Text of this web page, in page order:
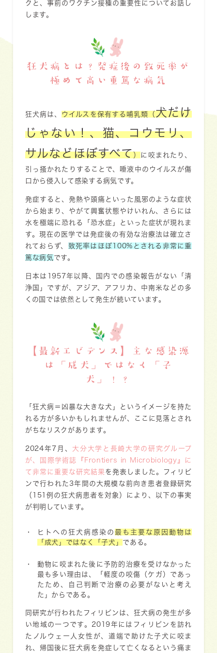
クと、事前のワクチン接種の重要性についてお話し
します。
狂犬病とは？発症後の致死率が
極めて高い重篤な病気
狂犬病は、 ウイルスを保有する哺乳類（ 犬だけ
じゃない！、猫、コウモリ、
サルなどほぼすべて） に咬まれたり、
引っ掻かれたりすることで、唾液中のウイルスが傷
口から侵入して感染する病気です。
発症すると、発熱や頭痛といった風邪のような症状
から始まり、やがて興奮状態やけいれん、さらには
水を極端に恐れる「恐水症」といった症状が現れま
す。現在の医学では発症後の有効な治療法は確立さ
れておらず、 致死率はほぼ100%とされる非常に重
篤な病気です。
日本は1957年以降、国内での感染報告がない「清
浄国」ですが、アジア、アフリカ、中南米などの多
くの国では依然として発生が続いています。
【最新エビデンス】主な感染源
は「成犬」ではなく「子
犬」！？
「狂犬病＝凶暴な大きな犬」というイメージを持た
れる方が多いかもしれませんが、ここに見落とされ
がちなリスクがあります。
2024年7月、 大分大学と長崎大学の研究グループ
が、国際学術誌『Frontiers in Microbiology』に
て非常に重要な研究結果 を発表しました。フィリピ
ンで行われた3年間の大規模な前向き患者登録研究
（151例の狂犬病患者を対象）により、以下の事実
が判明しています。
ヒトへの狂犬病感染の最も主要な原因動物は
「成犬」ではなく「子犬」 である。
動物に咬まれた後に予防的治療を受けなかった
最も多い理由は、「軽度の咬傷（ケガ）であっ
たため、自己判断で治療の必要がないと考え
た」からである。
同研究が行われたフィリピンは、狂犬病の発生が多
い地域の一つです。2019年にはフィリピンを訪れ
たノルウェー人女性が、道端で助けた子犬に咬ま
れ、帰国後に狂犬病を発症して亡くなるという痛ま